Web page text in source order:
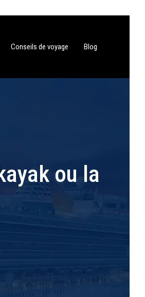
Conseils de voyage Blog
ou la